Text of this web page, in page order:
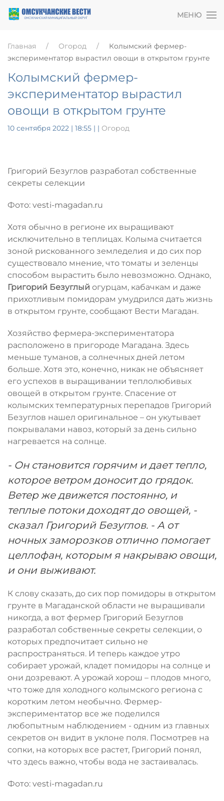
МЕНЮ
Главная Огород
Колымский фермер-
экспериментатор вырастил овощи в открытом грунте
Колымский фермер-
экспериментатор вырастил
овощи в открытом грунте
10 сентября 2022 | 18:55 | | Огород
Григорий Безуглов разработал собственные
секреты селекции
Фото: vesti-magadan.ru
Хотя обычно в регионе их выращивают
исключительно в теплицах. Колыма считается
зоной рискованного земледелия и до сих пор
существовало мнение, что томаты и зеленцы
способом вырастить было невозможно. Однако,
Григорий Безуглый огурцам, кабачкам и даже
прихотливым помидорам умудрился дать жизнь
в открытом грунте, сообщают Вести Магадан.
Хозяйство фермера-экспериментатора
расположено в пригороде Магадана. Здесь
меньше туманов, а солнечных дней летом
больше. Хотя это, конечно, никак не объясняет
его успехов в выращивании теплолюбивых
овощей в открытом грунте. Спасение от
колымских температурных перепадов Григорий
Безуглов нашел оригинальное – он укутывает
покрывалами навоз, который за день сильно
нагревается на солнце.
- Он становится горячим и дает тепло,
которое ветром доносит до грядок.
Ветер же движется постоянно, и
теплые потоки доходят до овощей, -
сказал Григорий Безуглов. - А от
ночных заморозков отлично помогает
целлофан, которым я накрываю овощи,
и они выживают.
К слову сказать, до сих пор помидоры в открытом
грунте в Магаданской области не выращивали
никогда, а вот фермер Григорий Безуглов
разработал собственные секреты селекции, о
которых предпочитает сильно не
распространяться. И теперь каждое утро
собирает урожай, кладет помидоры на солнце и
они дозревают. А урожай хорош – плодов много,
что тоже для холодного колымского региона с
коротким летом необычно. Фермер-
экспериментатор все же поделился
любопытным наблюдением - одним из главных
секретов он видит в уклоне поля. Посмотрев на
сопки, на которых все растет, Григорий понял,
что здесь важно, чтобы вода не застаивалась.
Фото: vesti-magadan.ru